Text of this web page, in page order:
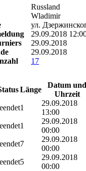
Russland
Wladimir
ул.
29.09.2018
29.09.2018
29.09.2018
17
Länge
Datum und
Uhrzeit
1
29.09.2018
13:00
1
29.09.2018
00:00
7
29.09.2018
00:00
5
29.09.2018
00:00